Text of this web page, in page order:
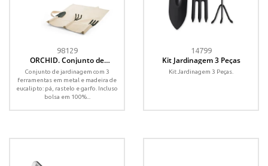
98129
ORCHID. Conjunto de
jardinagem com 3 ferramentas
em metal e madeira de
eucalipto
Conjunto de jardinagem com 3
ferramentas em metal e madeira de
eucalipto: pá, rastelo e garfo. Incluso
bolsa em 100%...
14799
Kit Jardinagem 3 Peças
Kit Jardinagem 3 Peças.